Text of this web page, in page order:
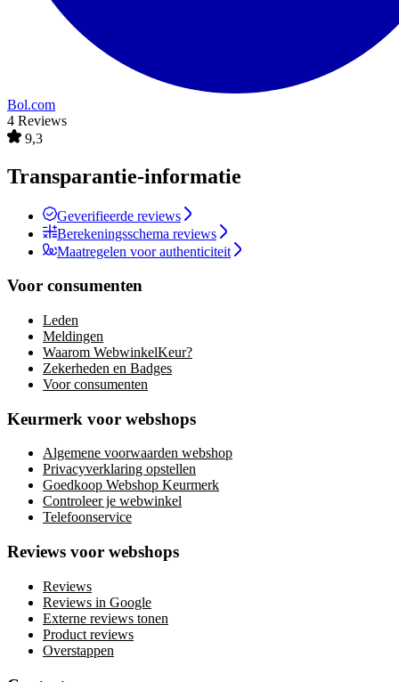
Bol.com
4 Reviews
9,3
Transparantie-informatie
Geverifieerde reviews
Berekeningsschema reviews
Maatregelen voor authenticiteit
Voor consumenten
Leden
Meldingen
Waarom WebwinkelKeur?
Zekerheden en Badges
Voor consumenten
Keurmerk voor webshops
Algemene voorwaarden webshop
Privacyverklaring opstellen
Goedkoop Webshop Keurmerk
Controleer je webwinkel
Telefoonservice
Reviews voor webshops
Reviews
Reviews in Google
Externe reviews tonen
Product reviews
Overstappen